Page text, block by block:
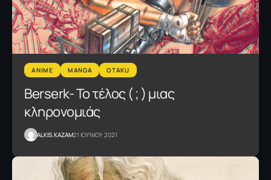
ANIME MANGA OTAKU
Berserk- Το τέλος ( ; ) μιας
κληρονομιάς
ALKIS.KAZAM21 ΙΟΥΝΙΟΥ 2021